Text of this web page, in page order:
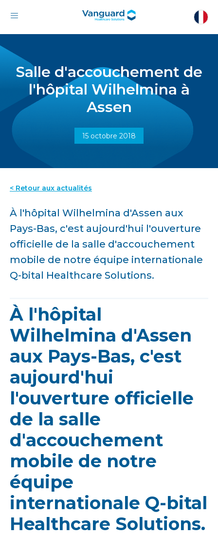
Salle d'accouchement de
l'hôpital Wilhelmina à
Assen
15 octobre 2018
< Retour aux actualités
À l'hôpital Wilhelmina d'Assen aux
Pays-Bas, c'est aujourd'hui l'ouverture
officielle de la salle d'accouchement
mobile de notre équipe internationale
Q-bital Healthcare Solutions.
À l'hôpital
Wilhelmina d'Assen
aux Pays-Bas, c'est
aujourd'hui
l'ouverture officielle
de la salle
d'accouchement
mobile de notre
équipe
internationale Q-bital
Healthcare Solutions.